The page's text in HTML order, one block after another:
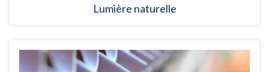
Lumière naturelle